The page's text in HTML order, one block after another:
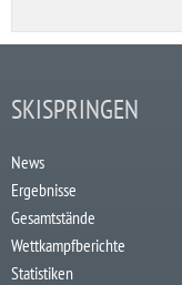
SKISPRINGEN
News
Ergebnisse
Gesamtstände
Wettkampfberichte
Statistiken